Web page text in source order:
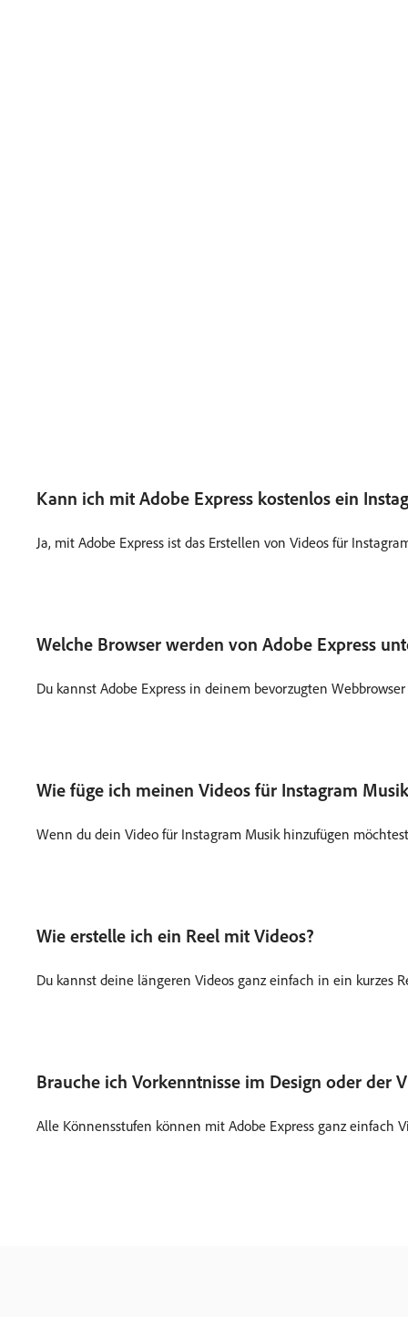
Kann ich mit Adobe Express kostenlos ein
Ja, mit Adobe Express ist das Erstellen von Videos für
Welche Browser werden von Adobe Express
Du kannst Adobe Express in deinem bevorzugten
Wie füge ich meinen Videos für Instagram
Wenn du dein Video für Instagram Musik hinzufügen
Wie erstelle ich ein Reel mit Videos?
Du kannst deine längeren Videos ganz einfach in ein kurzes
Brauche ich Vorkenntnisse im Design oder der
Alle Könnensstufen können mit Adobe Express ganz